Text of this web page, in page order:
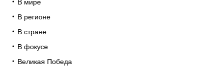
В мире
В регионе
В стране
В фокусе
Великая Победа